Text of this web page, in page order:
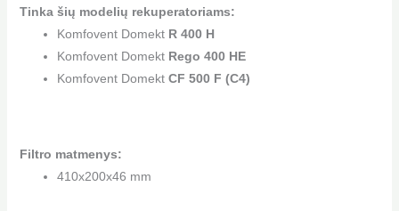
Tinka šių modelių rekuperatoriams:
Komfovent Domekt R 400 H
Komfovent Domekt Rego 400 HE
Komfovent Domekt CF 500 F (C4)
Filtro matmenys:
410x200x46 mm